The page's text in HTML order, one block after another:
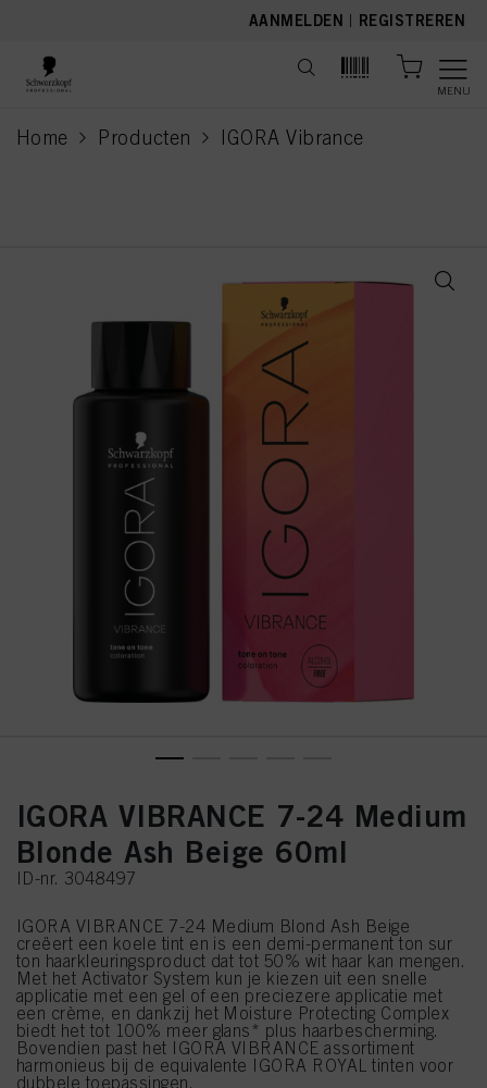
AANMELDEN | REGISTREREN
MENU
Home Producten IGORA Vibrance
current page
IGORA VIBRANCE 7-24 Medium
Blonde Ash Beige 60ml
ID-nr. 3048497
IGORA VIBRANCE 7-24 Medium Blond Ash Beige
creëert een koele tint en is een demi-permanent ton sur
ton haarkleuringsproduct dat tot 50% wit haar kan mengen.
Met het Activator System kun je kiezen uit een snelle
applicatie met een gel of een preciezere applicatie met
een crème, en dankzij het Moisture Protecting Complex
biedt het tot 100% meer glans* plus haarbescherming.
Bovendien past het IGORA VIBRANCE assortiment
harmonieus bij de equivalente IGORA ROYAL tinten voor
dubbele toepassingen.